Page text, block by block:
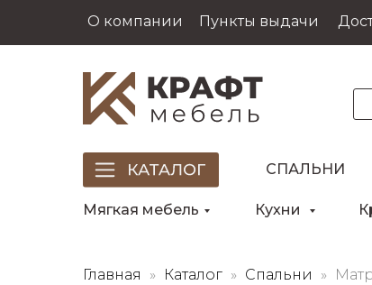
О компании Пункты выдачи
СПАЛЬНИ
Кухни
Мягкая мебель
Главная Каталог Спальни